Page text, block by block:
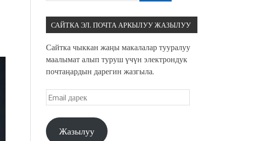
САЙТКА ЭЛ. ПОЧТА АРКЫЛУУ ЖАЗЫЛУУ
Сайтка чыккан жаңы макалалар тууралуу
маалымат алып туруш үчүн электрондук
почтаңардын дарегин жазгыла.
Жазылуу